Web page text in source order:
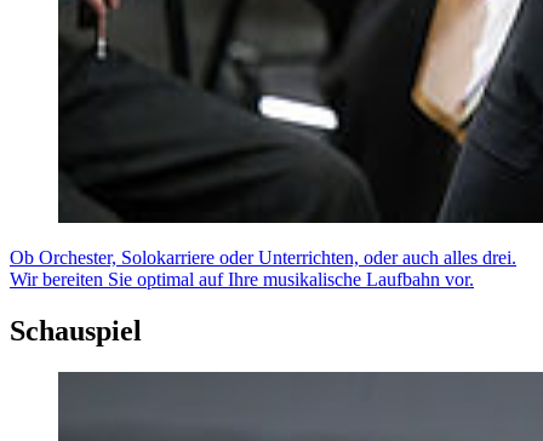
Ob Orchester, Solokarriere oder Unterrichten, oder auch alles drei.
Wir bereiten Sie optimal auf Ihre musikalische Laufbahn vor.
Schauspiel